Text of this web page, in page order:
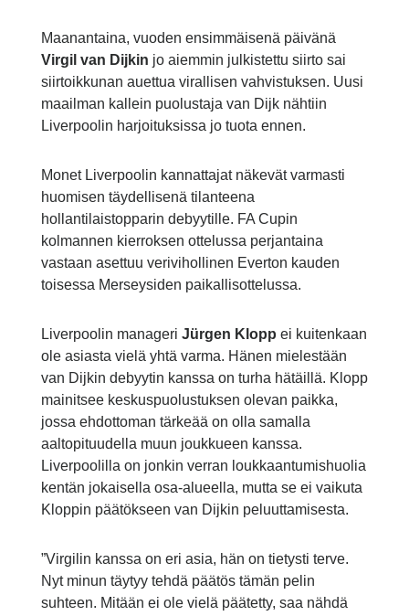
Maanantaina, vuoden ensimmäisenä päivänä
Virgil van Dijkin jo aiemmin julkistettu siirto sai
siirtoikkunan auettua virallisen vahvistuksen. Uusi
maailman kallein puolustaja van Dijk nähtiin
Liverpoolin harjoituksissa jo tuota ennen.
Monet Liverpoolin kannattajat näkevät varmasti
huomisen täydellisenä tilanteena
hollantilaistopparin debyytille. FA Cupin
kolmannen kierroksen ottelussa perjantaina
vastaan asettuu verivihollinen Everton kauden
toisessa Merseysiden paikallisottelussa.
Liverpoolin manageri Jürgen Klopp ei kuitenkaan
ole asiasta vielä yhtä varma. Hänen mielestään
van Dijkin debyytin kanssa on turha hätäillä. Klopp
mainitsee keskuspuolustuksen olevan paikka,
jossa ehdottoman tärkeää on olla samalla
aaltopituudella muun joukkueen kanssa.
Liverpoolilla on jonkin verran loukkaantumishuolia
kentän jokaisella osa-alueella, mutta se ei vaikuta
Kloppin päätökseen van Dijkin peluuttamisesta.
”Virgilin kanssa on eri asia, hän on tietysti terve.
Nyt minun täytyy tehdä päätös tämän pelin
suhteen. Mitään ei ole vielä päätetty, saa nähdä